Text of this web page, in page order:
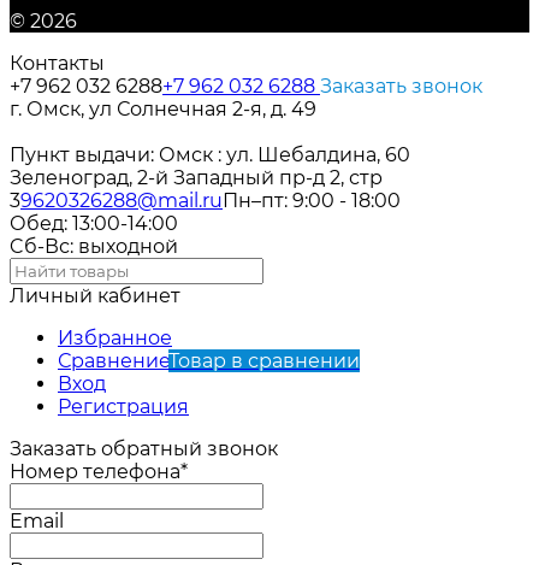
© 2026
Контакты
+7 962 032 6288+7 962 032 6288 Заказать звонок
г. Омск, ул Солнечная 2-я, д. 49
Пункт выдачи: Омск : ул. Шебалдина, 60
Зеленоград, 2-й Западный пр-д 2, стр
39620326288@mail.ru Пн–пт: 9:00 - 18:00
Обед: 13:00-14:00
Cб-Вс: выходной
Личный кабинет
Избранное
СравнениеТовар в сравнении
Вход
Регистрация
Заказать обратный звонок
Номер телефона*
Email